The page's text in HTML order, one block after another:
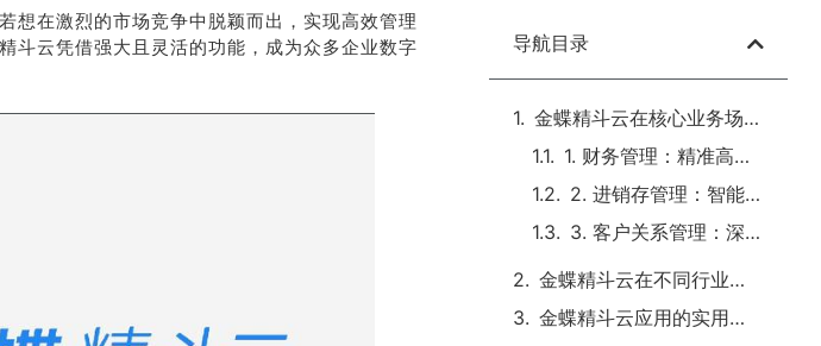
想在激烈的市场竞争中脱颖而出，实现高效管理
斗云凭借强大且灵活的功能，成为众多企业数字
导航目录
金蝶精斗云在核心业务场景的应用
1. 财务管理：精准高效，智能赋能
2. 进销存管理：智能管控，优化流程
3. 客户关系管理：深度挖掘，提升价值
金蝶精斗云在不同行业的应用实例
金蝶精斗云应用的实用技巧